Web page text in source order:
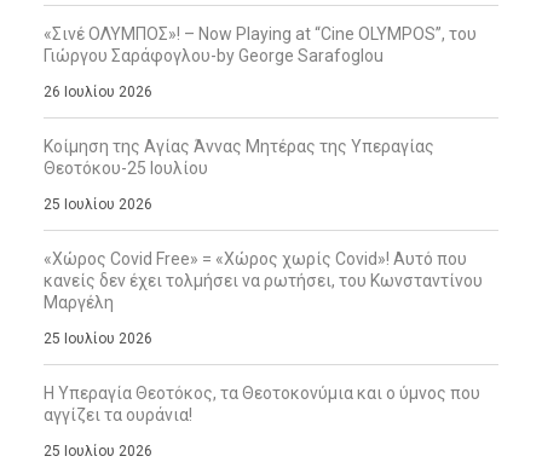
«Σινέ ΟΛΥΜΠΟΣ»! – Now Playing at “Cine OLYMPOS”, του
Γιώργου Σαράφογλου-by George Sarafoglou
26 Ιουλίου 2026
Κοίμηση της Αγίας Άννας Μητέρας της Υπεραγίας
Θεοτόκου-25 Ιουλίου
25 Ιουλίου 2026
«Χώρος Covid Free» = «Χώρος χωρίς Covid»! Αυτό που
κανείς δεν έχει τολμήσει να ρωτήσει, του Κωνσταντίνου
Μαργέλη
25 Ιουλίου 2026
Η Υπεραγία Θεοτόκος, τα Θεοτοκονύμια και ο ύμνος που
αγγίζει τα ουράνια!
25 Ιουλίου 2026